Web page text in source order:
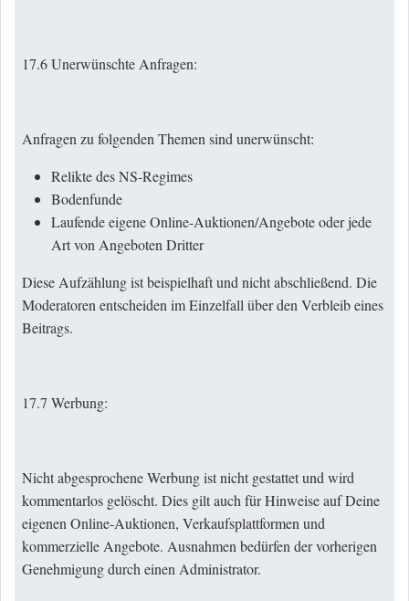
17.6 Unerwünschte Anfragen:
Anfragen zu folgenden Themen sind unerwünscht:
Relikte des NS-Regimes
Bodenfunde
Laufende eigene Online-Auktionen/Angebote oder jede
Art von Angeboten Dritter
Diese Aufzählung ist beispielhaft und nicht abschließend. Die
Moderatoren entscheiden im Einzelfall über den Verbleib eines
Beitrags.
17.7 Werbung:
Nicht abgesprochene Werbung ist nicht gestattet und wird
kommentarlos gelöscht. Dies gilt auch für Hinweise auf Deine
eigenen Online-Auktionen, Verkaufsplattformen und
kommerzielle Angebote. Ausnahmen bedürfen der vorherigen
Genehmigung durch einen Administrator.